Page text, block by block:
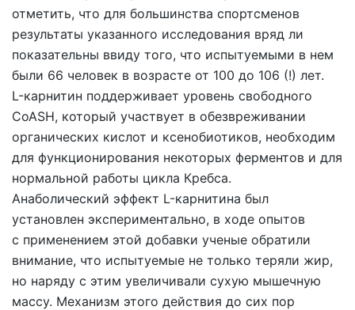
отметить, что для большинства спортсменов
результаты указанного исследования вряд ли
показательны ввиду того, что испытуемыми в нем
были 66 человек в возрасте от 100 до 106 (!) лет.
L-карнитин поддерживает уровень свободного
CoASH, который участвует в обезвреживании
органических кислот и ксенобиотиков, необходим
для функционирования некоторых ферментов и для
нормальной работы цикла Кребса.
Анаболический эффект L-карнитина был
установлен экспериментально, в ходе опытов
с применением этой добавки ученые обратили
внимание, что испытуемые не только теряли жир,
но наряду с этим увеличивали сухую мышечную
массу. Механизм этого действия до сих пор